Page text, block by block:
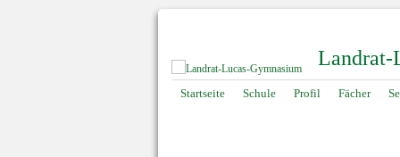
Landrat-
Navigation
Startseite Schule Profil Fächer